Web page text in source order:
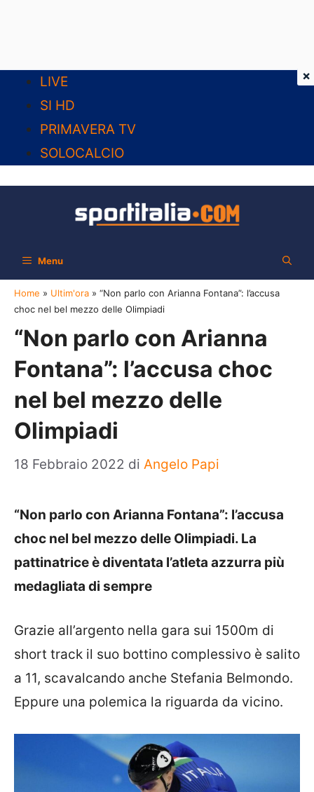
contenuto
LIVE
SI HD
PRIMAVERA TV
SOLOCALCIO
Menu
Home » Ultim'ora » “Non parlo con Arianna Fontana”: l’accusa
choc nel bel mezzo delle Olimpiadi
“Non parlo con Arianna
Fontana”: l’accusa choc
nel bel mezzo delle
Olimpiadi
18 Febbraio 2022 di Angelo Papi
“Non parlo con Arianna Fontana”: l’accusa
choc nel bel mezzo delle Olimpiadi. La
pattinatrice è diventata l’atleta azzurra più
medagliata di sempre
Grazie all’argento nella gara sui 1500m di
short track il suo bottino complessivo è salito
a 11, scavalcando anche Stefania Belmondo.
Eppure una polemica la riguarda da vicino.
×